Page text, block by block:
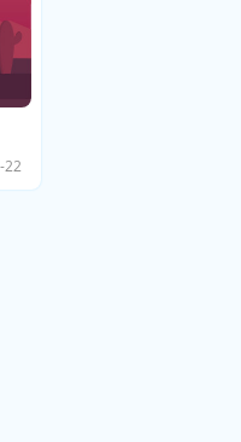
22